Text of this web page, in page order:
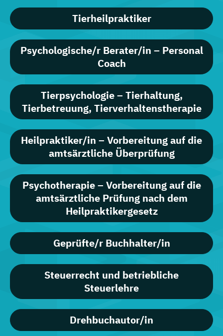
Tierheilpraktiker
Psychologische/r Berater/in – Personal
Coach
Tierpsychologie – Tierhaltung,
Tierbetreuung, Tierverhaltenstherapie
Heilpraktiker/in – Vorbereitung auf die
amtsärztliche Überprüfung
Psychotherapie – Vorbereitung auf die
amtsärztliche Prüfung nach dem
Heilpraktikergesetz
Geprüfte/r Buchhalter/in
Steuerrecht und betriebliche
Steuerlehre
Drehbuchautor/in